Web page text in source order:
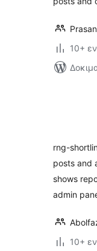
10+
rng-
posts and
shows
admin
10+